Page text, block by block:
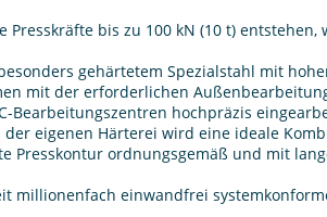
bis zu 100 kN (10 t)
gehärtetem Spezialstahl mit
mit der erforderlichen
Bearbeitungszentren hochpräzis
eigenen Härterei wird eine ideale
Presskontur ordnungsgemäß und mit
einwandfrei